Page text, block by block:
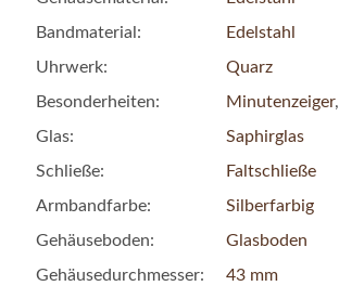
Bandmaterial:
Edelstahl
Uhrwerk:
Quarz
Besonderheiten:
Minutenzeiger,
Glas:
Saphirglas
Schließe:
Faltschließe
Armbandfarbe:
Silberfarbig
Gehäuseboden:
Glasboden
Gehäusedurchmesser:
43 mm